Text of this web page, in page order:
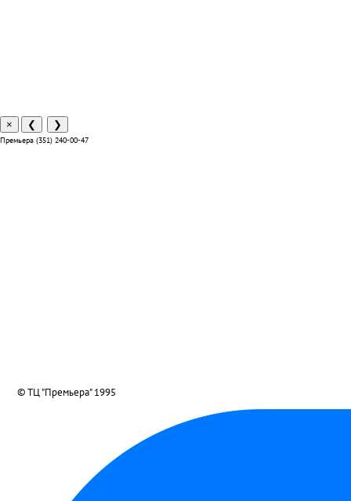
× ❮ ❯
Премьера (351) 240-00-47
© ТЦ "Премьера" 1995